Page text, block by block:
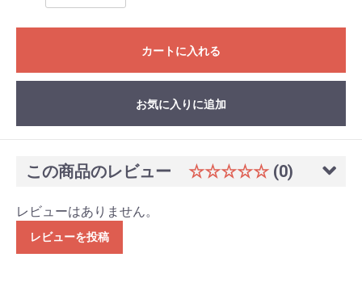
カートに入れる
お気に入りに追加
この商品のレビュー ☆☆☆☆☆ (0)
レビューはありません。
レビューを投稿